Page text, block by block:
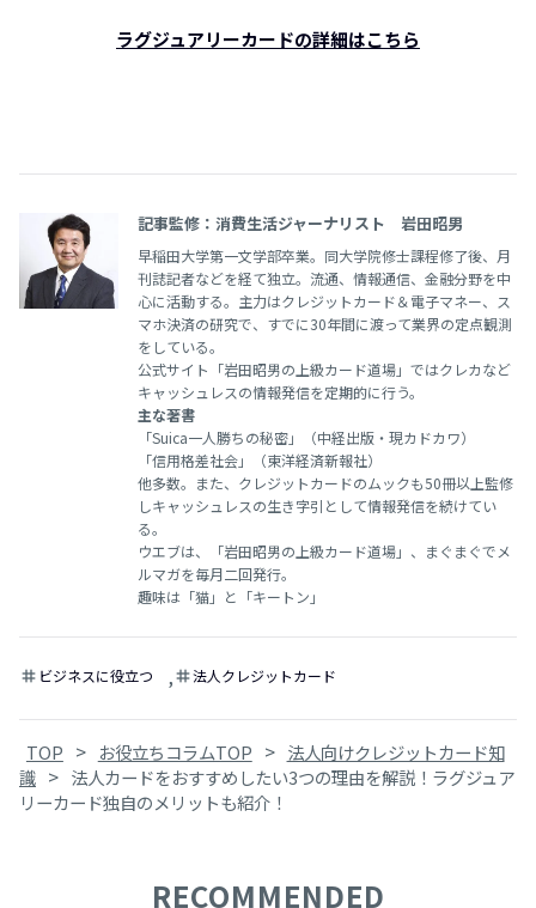
ラグジュアリーカードの詳細はこちら
記事監修：消費生活ジャーナリスト 岩田昭男
早稲田大学第一文学部卒業。同大学院修士課程修了後、月
刊誌記者などを経て独立。流通、情報通信、金融分野を中
心に活動する。主力はクレジットカード＆電子マネー、ス
マホ決済の研究で、すでに30年間に渡って業界の定点観測
をしている。
公式サイト「岩田昭男の上級カード道場」ではクレカなど
キャッシュレスの情報発信を定期的に行う。
主な著書
「Suica一人勝ちの秘密」（中経出版・現カドカワ）
「信用格差社会」（東洋経済新報社）
他多数。また、クレジットカードのムックも50冊以上監修
しキャッシュレスの生き字引として情報発信を続けてい
る。
ウエブは、「岩田昭男の上級カード道場」、まぐまぐでメ
ルマガを毎月二回発行。
趣味は「猫」と「キートン」
tag ビジネスに役立つ ,tag法人クレジットカード
TOP > お役立ちコラムTOP > 法人向けクレジットカード知
識 > 法人カードをおすすめしたい3つの理由を解説！ラグジュア
リーカード独自のメリットも紹介！
RECOMMENDED